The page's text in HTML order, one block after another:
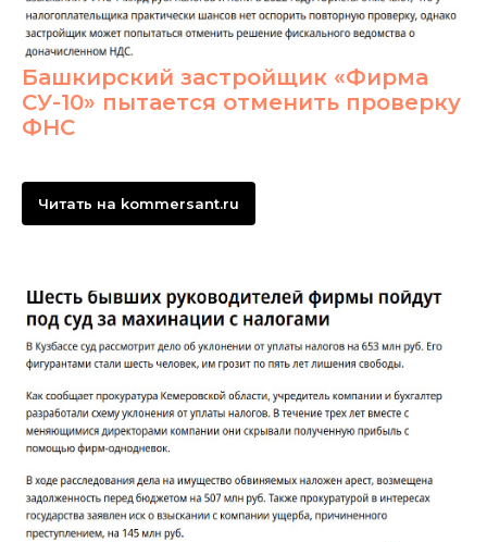
Башкирский застройщик «Фирма
СУ-10» пытается отменить проверку
ФНС
Читать на kommersant.ru